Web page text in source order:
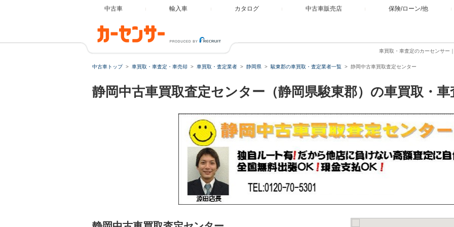
中古車 輸入車 カタログ 中古車販売店 保険/ローン/他
車買取・車査定のカーセンサー
中古車トップ 車買取・車査定・車売却 車買取・査定業者 静岡県 駿東郡の車買取・査定業者一覧 静岡中古車買取査定センター
静岡中古車買取査定センター（静岡県駿東郡）の車買取・車